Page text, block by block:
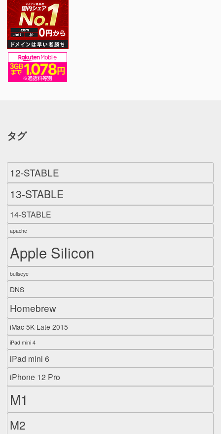
タグ
12-STABLE
13-STABLE
14-STABLE
apache
Apple Silicon
bullseye
DNS
Homebrew
iMac 5K Late 2015
iPad mini 4
iPad mini 6
iPhone 12 Pro
M1
M2